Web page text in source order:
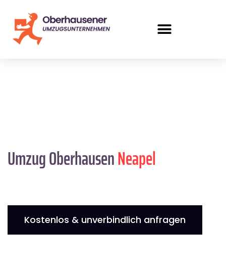
Umzug OberhausenNeapel
Kostenlos & unverbindlich anfragen